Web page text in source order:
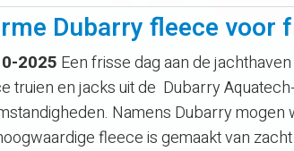
Dubarry fleece voor
2025 Een frisse dag aan de
truien en jacks uit de Dubarry
Namens Dubarry mogen
fleece is gemaakt van